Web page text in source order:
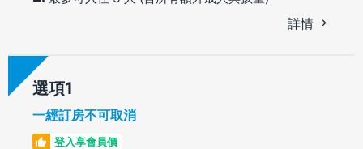
詳情
選項
一經訂房不可取消
登入享會員價